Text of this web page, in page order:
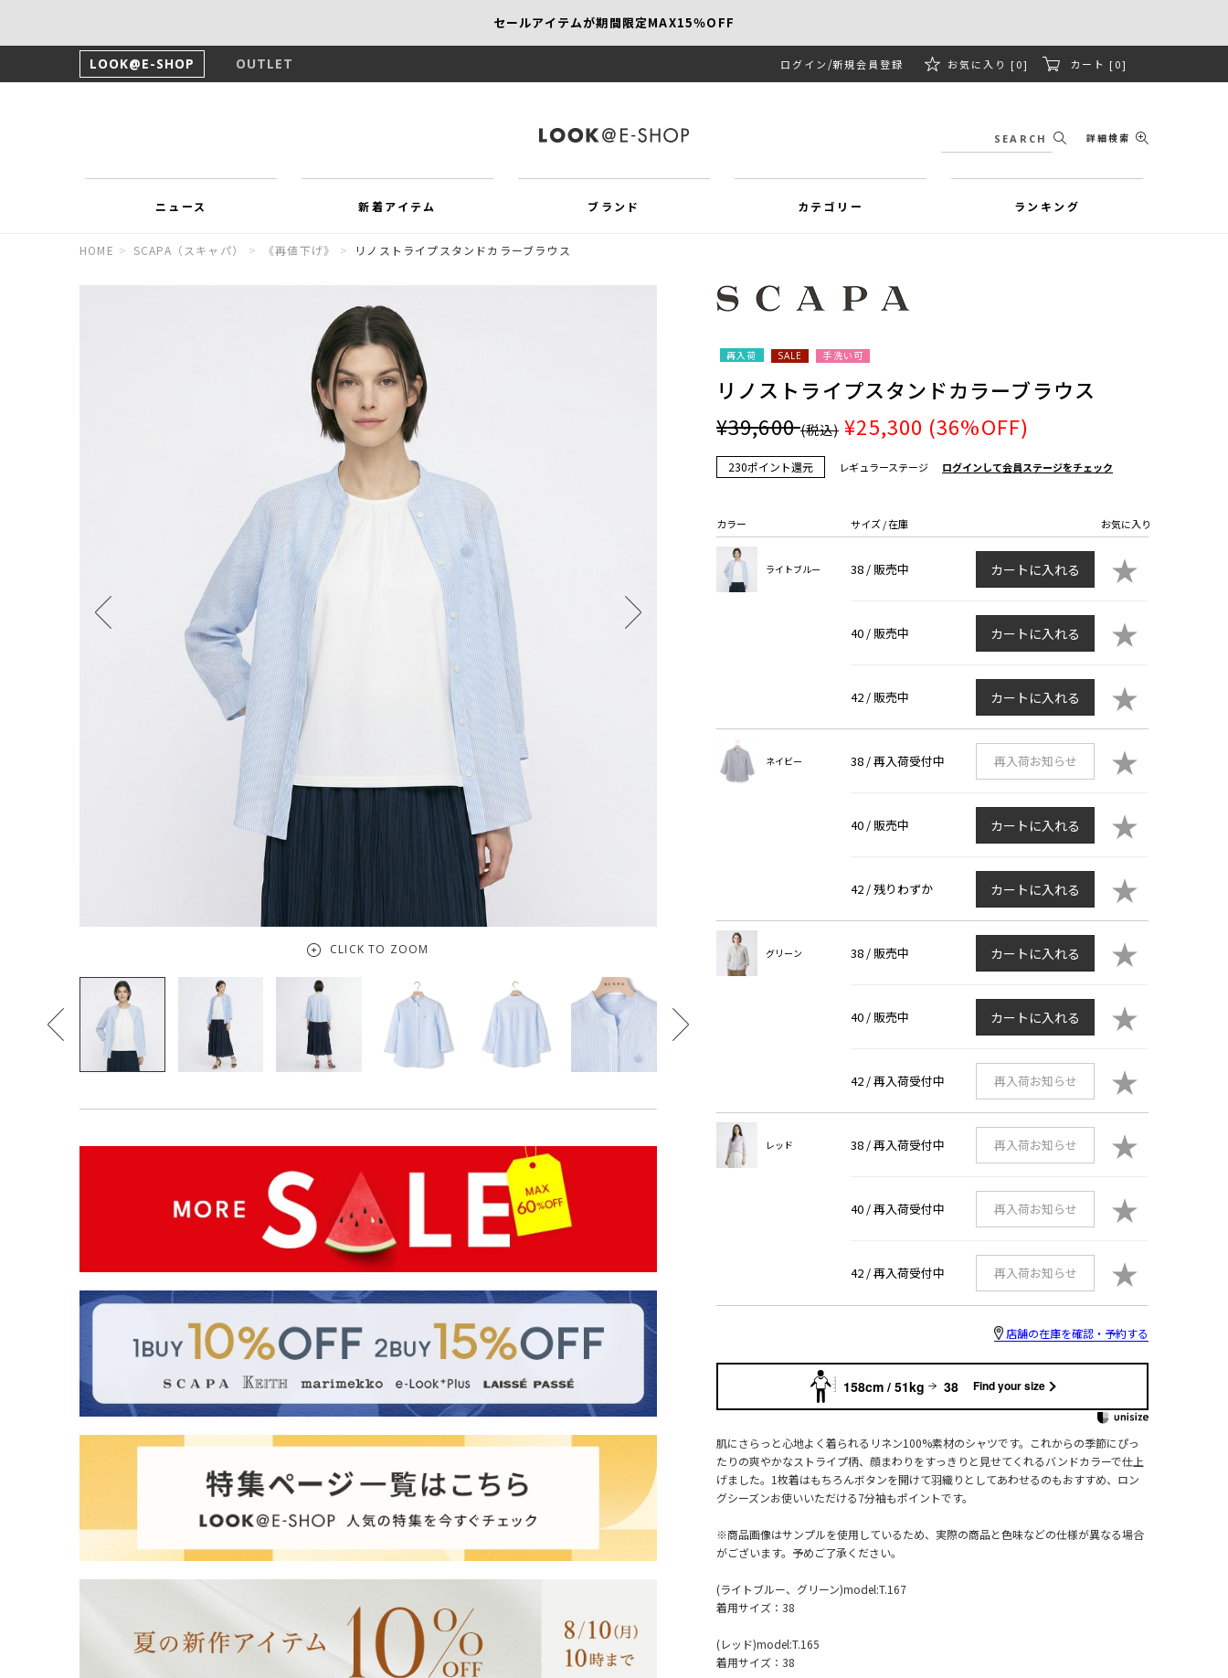
セールアイテムが期間限定MAX15％OFF
LOOK@E-SHOP OUTLET ログイン 新規会員登録 お気に入り [0] カート [0]
詳細検索
ニュース 新着アイテム ブランド カテゴリー ランキング
HOME > SCAPA（スキャパ） > 《再値下げ》 > リノストライプスタンドカラーブラウス
CLICK TO ZOOM
再入荷 SALE 手洗い可
リノストライプスタンドカラーブラウス
¥39,600(税込) ¥25,300 (36%OFF)
230ポイント還元 レギュラーステージ ログインして会員ステージをチェック
カラー サイズ / 在庫 お気に入り
ライトブルー 38 / 販売中 カートに入れる ★
40 / 販売中 カートに入れる ★
42 / 販売中 カートに入れる ★
ネイビー 38 /再入荷受付中 再入荷お知らせ ★
40 / 販売中 カートに入れる ★
42 /残りわずか カートに入れる ★
グリーン 38 / 販売中 カートに入れる ★
40 / 販売中 カートに入れる ★
42 /再入荷受付中 再入荷お知らせ ★
レッド 38 /再入荷受付中 再入荷お知らせ ★
40 /再入荷受付中 再入荷お知らせ ★
42 /再入荷受付中 再入荷お知らせ ★
店舗の在庫を確認・予約する
158cm / 51kg 38 Find your size
肌にさらっと心地よく着られるリネン100%素材のシャツです。これからの季節にぴっ
たりの爽やかなストライプ柄、顔まわりをすっきりと見せてくれるバンドカラーで仕上
げました。1枚着はもちろんボタンを開けて羽織りとしてあわせるのもおすすめ、ロン
グシーズンお使いいただける7分袖もポイントです。
※商品画像はサンプルを使用しているため、実際の商品と色味などの仕様が異なる場合
がございます。予めご了承ください。
(ライトブルー、グリーン)model:T.167
着用サイズ：38
(レッド)model:T.165
着用サイズ：38